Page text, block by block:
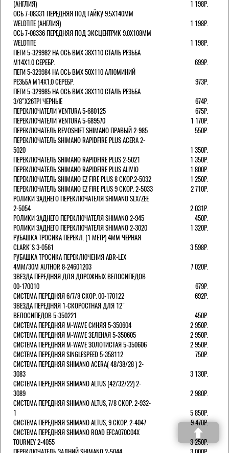
(АНГЛИЯ)
1 198Р.
ОСЬ 7-08331 ПЕРЕДНЯЯ ПОД ГАЙКУ 9.5Х140ММ
WELDTITE (АНГЛИЯ)
1 198Р.
ОСЬ 7-08336 ПЕРЕДНЯЯ ПОД ЭКСЦЕНТРИК 9.0Х108ММ
WELDTITE
1 198Р.
ПЕГИ 5-329982 НА ОСЬ BMX 38Х110 СТАЛЬ РЕЗЬБА
М14Х1.0 СЕРЕБР.
699Р.
ПЕГИ 5-329984 НА ОСЬ BMX 50Х110 АЛЮМИНИЙ
РЕЗЬБА М14Х1.0 СЕРЕБР.
973Р.
ПЕГИ 5-329985 НА ОСЬ BMX 38Х110 СТАЛЬ РЕЗЬБА
3/8"Х26TPI ЧЕРНЫЕ
674Р.
ПЕРЕКЛЮЧАТЕЛИ VENTURA 5-680125
675Р.
ПЕРЕКЛЮЧАТЕЛИ VENTURA 5-689570
1 170Р.
ПЕРЕКЛЮЧАТЕЛЬ REVOSHIFT SHIMANO ПРАВЫЙ 2-985
550Р.
ПЕРЕКЛЮЧАТЕЛЬ SHIMANO RAPIDFIRE PLUS ACERA 2-
5020
1 350Р.
ПЕРЕКЛЮЧАТЕЛЬ SHIMANO RAPIDFIRE PLUS 2-5021
1 350Р.
ПЕРЕКЛЮЧАТЕЛЬ SHIMANO RAPIDFIRE PLUS ALIVIO
1 800Р.
ПЕРЕКЛЮЧАТЕЛЬ SHIMANO EZ FIRE PLUS 8 СКОР.2-5032
1 250Р.
ПЕРЕКЛЮЧАТЕЛЬ SHIMANO EZ FIRE PLUS 9 СКОР. 2-5033
2 710Р.
РОЛИКИ ЗАДНЕГО ПЕРЕКЛЮЧАТЕЛЯ SHIMANO SLX/ZEE
2-5054
2 031Р.
РОЛИКИ ЗАДНЕГО ПЕРЕКЛЮЧАТЕЛЯ SHIMANO 2-945
450Р.
РОЛИКИ ЗАДНЕГО ПЕРЕКЛЮЧАТЕЛЯ SHIMANO 2-3020
1 320Р.
РУБАШКА ТРОСИКА ПЕРЕКЛ. (1 МЕТР) 4ММ ЧЕРНАЯ
СLARK'S 3-0561
3 598Р.
РУБАШКА ТРОСИКА ПЕРЕКЛЮЧЕНИЯ ABR-LEX
4MM/30M AUTHOR 8-24601203
7 020Р.
ЗВЕЗДА ПЕРЕДНЯЯ ДЛЯ ДОРОЖНЫХ ВЕЛОСИПЕДОВ
00-170010
679Р.
СИСТЕМА ПЕРЕДНЯЯ 6/7/8 СКОР. 00-170122
692Р.
ЗВЕЗДА ПЕРЕДНЯЯ 1-СКОРОСТНАЯ ДЛЯ 12"
ВЕЛОСИПЕДОВ 5-350221
450Р.
СИСТЕМА ПЕРЕДНЯЯ M-WAVE СИНЯЯ 5-350604
2 950Р.
СИСТЕМА ПЕРЕДНЯЯ M-WAVE ЗЕЛЕНАЯ 5-350605
2 950Р.
СИСТЕМА ПЕРЕДНЯЯ M-WAVE ЗОЛОТИСТАЯ 5-350606
2 950Р.
СИСТЕМА ПЕРЕДНЯЯ SINGLESPEED 5-358112
750Р.
СИСТЕМА ПЕРЕДНЯЯ SHIMANO ACERA( 48/38/28 ) 2-
3083
3 130Р.
СИСТЕМА ПЕРЕДНЯЯ SHIMANO ALTUS (42/32/22) 2-
3089
2 980Р.
СИСТЕМА ПЕРЕДНЯЯ SHIMANO ALTUS, 7/8 СКОР. 2-932-
1
5 850Р.
СИСТЕМА ПЕРЕДНЯЯ SHIMANO ALTUS, 9 СКОР. 2-4047
9 470Р.
СИСТЕМА ПЕРЕДНЯЯ SHIMANO ROAD EFCA070C04X
TOURNEY 2-4055
3 250Р.